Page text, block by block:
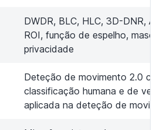
DWDR, BLC, HLC, 3D-DNR,
ROI, função de espelho,
privacidade
Deteção de movimento 2.0
classificação humana e de
aplicada na deteção de